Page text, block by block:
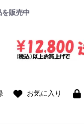
販売中
お気に入り